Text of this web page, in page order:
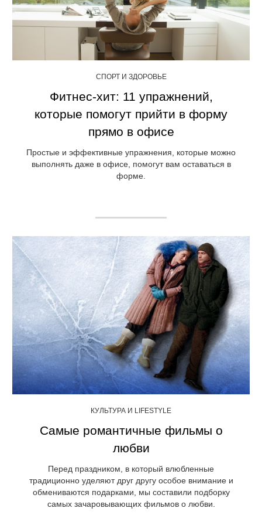
СПОРТ И ЗДОРОВЬЕ
Фитнес-хит: 11 упражнений,
которые помогут прийти в форму
прямо в офисе
Простые и эффективные упражнения, которые можно
выполнять даже в офисе, помогут вам оставаться в
форме.
КУЛЬТУРА И LIFESTYLE
Самые романтичные фильмы о
любви
Перед праздником, в который влюбленные
традиционно уделяют друг другу особое внимание и
обмениваются подарками, мы составили подборку
самых зачаровывающих фильмов о любви.